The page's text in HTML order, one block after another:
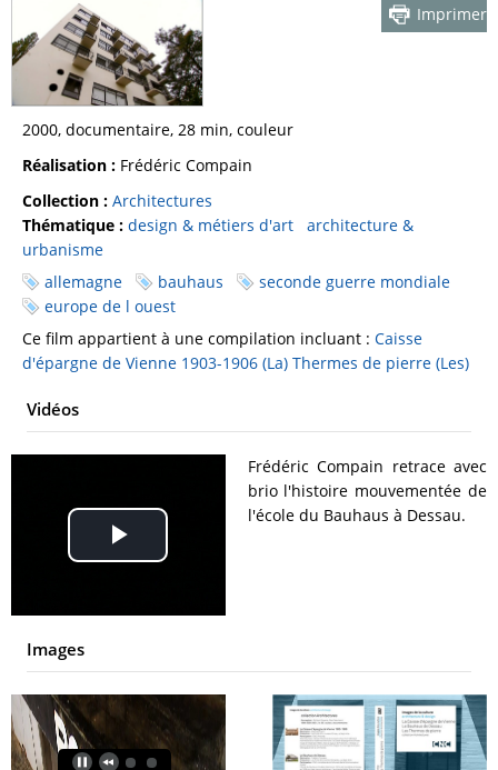
Imprimer
2000, documentaire, 28 min, couleur
Réalisation : Frédéric Compain
Collection : Architectures
Thématique : design & métiers d'art
architecture &
urbanisme
allemagne
bauhaus
seconde guerre mondiale
europe de l ouest
Ce film appartient à une compilation incluant : Caisse
d'épargne de Vienne 1903-1906 (La) Thermes de pierre (Les)
Vidéos
Play
Video
Frédéric Compain retrace avec
brio l'histoire mouvementée de
l'école du Bauhaus à Dessau.
Images